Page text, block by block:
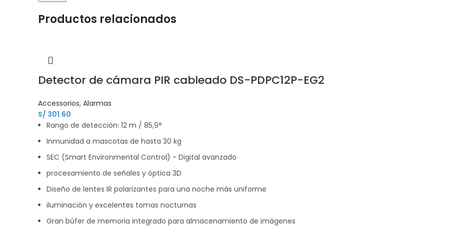
Productos relacionados
Detector de cámara PIR cableado DS-PDPC12P-EG2
Accessorios, Alarmas
S/ 301.60
Rango de detección: 12 m / 85,9°
Inmunidad a mascotas de hasta 30 kg
SEC (Smart Environmental Control) - Digital avanzado
procesamiento de señales y óptica 3D
Diseño de lentes IR polarizantes para una noche más uniforme
iluminación y excelentes tomas nocturnas
Gran búfer de memoria integrado para almacenamiento de imágenes